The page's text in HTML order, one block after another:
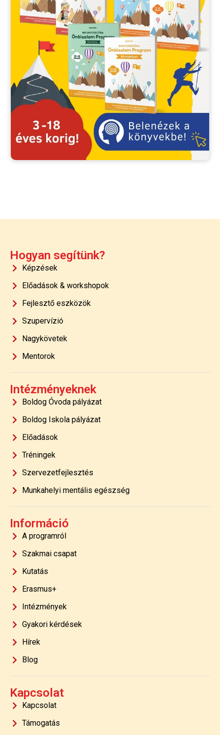
Hogyan segítünk?
Képzések
Előadások & workshopok
Fejlesztő eszközök
Szupervízió
Nagykövetek
Mentorok
Intézményeknek
Boldog Óvoda pályázat
Boldog Iskola pályázat
Előadások
Tréningek
Szervezetfejlesztés
Munkahelyi mentális egészség
Információ
A programról
Szakmai csapat
Kutatás
Erasmus+
Intézmények
Gyakori kérdések
Hírek
Blog
Kapcsolat
Kapcsolat
Támogatás